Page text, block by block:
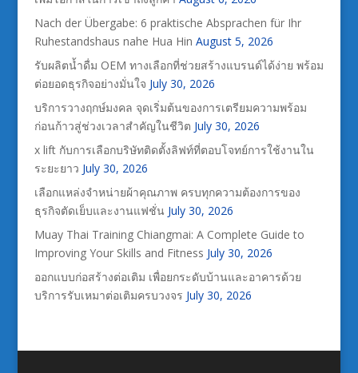
Nach der Übergabe: 6 praktische Absprachen für Ihr
Ruhestandshaus nahe Hua Hin August 5, 2026
รับผลิตน้ำดื่ม OEM ทางเลือกที่ช่วยสร้างแบรนด์ได้ง่าย พร้อม
ต่อยอดธุรกิจอย่างมั่นใจ July 30, 2026
บริการวางฤกษ์มงคล จุดเริ่มต้นของการเตรียมความพร้อม
ก่อนก้าวสู่ช่วงเวลาสำคัญในชีวิต July 30, 2026
x lift กับการเลือกบริษัทติดตั้งลิฟท์ที่ตอบโจทย์การใช้งานใน
ระยะยาว July 30, 2026
เลือกแหล่งจำหน่ายผ้าคุณภาพ ครบทุกความต้องการของ
ธุรกิจตัดเย็บและงานแฟชั่น July 30, 2026
Muay Thai Training Chiangmai: A Complete Guide to
Improving Your Skills and Fitness July 30, 2026
ออกแบบก่อสร้างต่อเติม เพื่อยกระดับบ้านและอาคารด้วย
บริการรับเหมาต่อเติมครบวงจร July 30, 2026